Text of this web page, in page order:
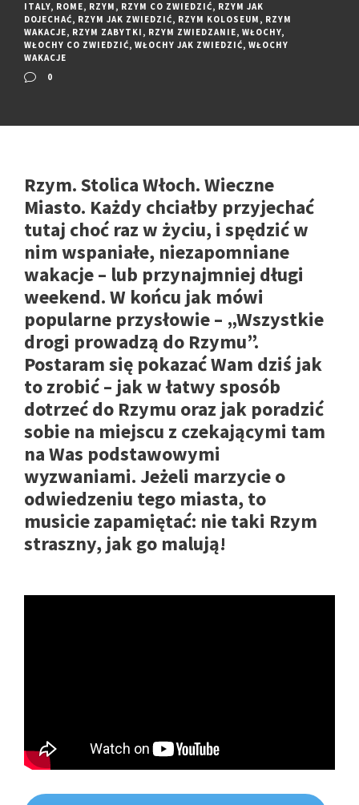
ITALY, ROME, RZYM , RZYM CO ZWIEDZIĆ, RZYM JAK
DOJECHAĆ, RZYM JAK ZWIEDZIĆ, RZYM KOLOSEUM , RZYM
WAKACJE, RZYM ZABYTKI , RZYM ZWIEDZANIE, WŁOCHY,
WŁOCHY CO ZWIEDZIĆ, WŁOCHY JAK ZWIEDZIĆ, WŁOCHY
WAKACJE
0
Rzym. Stolica Włoch. Wieczne
Miasto. Każdy chciałby przyjechać
tutaj choć raz w życiu, i spędzić w
nim wspaniałe, niezapomniane
wakacje – lub przynajmniej długi
weekend. W końcu jak mówi
popularne przysłowie – „Wszystkie
drogi prowadzą do Rzymu”.
Postaram się pokazać Wam dziś jak
to zrobić – jak w łatwy sposób
dotrzeć do Rzymu oraz jak poradzić
sobie na miejscu z czekającymi tam
na Was podstawowymi
wyzwaniami. Jeżeli marzycie o
odwiedzeniu tego miasta, to
musicie zapamiętać: nie taki Rzym
straszny, jak go malują!